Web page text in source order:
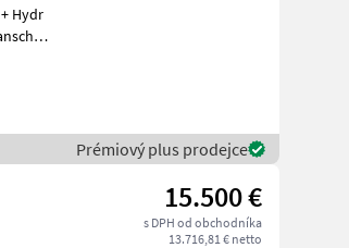
Hydr
Prémiový plus prodejce
15.500 €
s DPH od obchodníka
13.716,81 € netto